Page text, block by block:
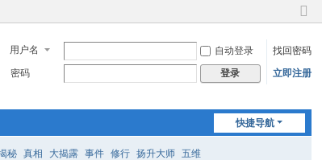
切
到
窄
用户名 自动登录
找回密码
密码
登录 立即注册
快捷导航
秘 真相 大揭露 事件 修行 扬升大师 五维